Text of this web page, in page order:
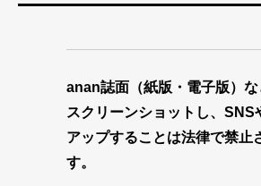
anan誌面（紙版・電子版）な
スクリーンショットし、SNS
アップすることは法律で禁止
す。